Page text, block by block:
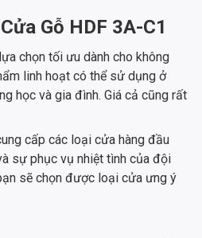
Gỗ HDF 3A-C1
chọn tối ưu dành cho không
linh hoạt có thể sử dụng ở
học và gia đình. Giá cả cũng rất
cấp các loại cửa hàng đầu
sự phục vụ nhiệt tình của đội
sẽ chọn được loại cửa ưng ý